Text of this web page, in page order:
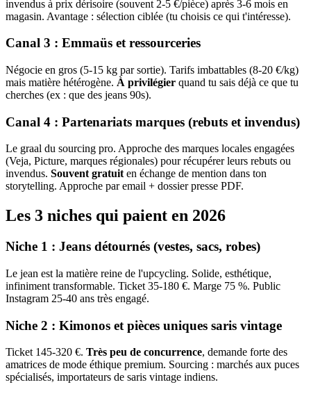
invendus à prix dérisoire (souvent 2-5 €/pièce) après 3-6 mois en
magasin. Avantage : sélection ciblée (tu choisis ce qui t'intéresse).
Canal 3 : Emmaüs et ressourceries
Négocie en gros (5-15 kg par sortie). Tarifs imbattables (8-20 €/kg)
mais matière hétérogène. À privilégier quand tu sais déjà ce que tu
cherches (ex : que des jeans 90s).
Canal 4 : Partenariats marques (rebuts et invendus)
Le graal du sourcing pro. Approche des marques locales engagées
(Veja, Picture, marques régionales) pour récupérer leurs rebuts ou
invendus. Souvent gratuiten échange de mention dans ton
storytelling. Approche par email + dossier presse PDF.
Les 3 niches qui paient en 2026
Niche 1 : Jeans détournés (vestes, sacs, robes)
Le jean est la matière reine de l'upcycling. Solide, esthétique,
infiniment transformable. Ticket 35-180 €. Marge 75 %. Public
Instagram 25-40 ans très engagé.
Niche 2 : Kimonos et pièces uniques saris vintage
Ticket 145-320 €. Très peu de concurrence, demande forte des
amatrices de mode éthique premium. Sourcing : marchés aux puces
spécialisés, importateurs de saris vintage indiens.